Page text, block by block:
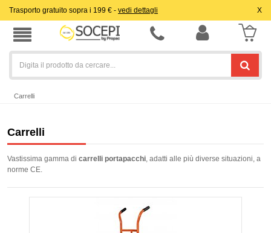
Trasporto gratuito sopra i 199 € - vedi dettagli X
Carrelli
Carrelli
Vastissima gamma di carrelli portapacchi, adatti alle più diverse situazioni, a
norme CE.